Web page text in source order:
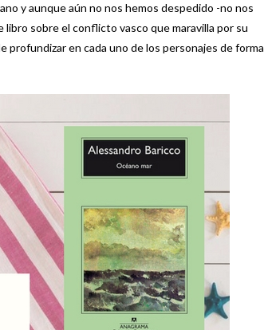
y aunque aún no nos hemos despedido -no nos
libro sobre el conflicto vasco que maravilla por su
en cada uno de los personajes de forma